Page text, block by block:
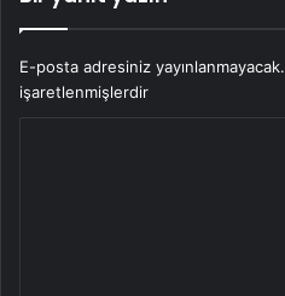
E-posta adresiniz yayınlanmayacak.
işaretlenmişlerdir